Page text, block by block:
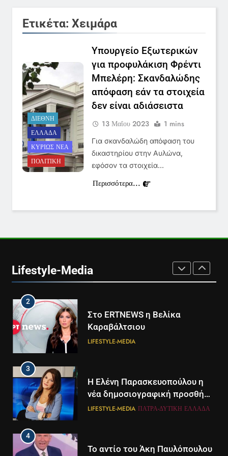
Ετικέτα: Χειμάρα
ΔΙΕΘΝΉ
ΕΛΛΆΔΑ
ΚΥΡΊΩΣ ΝΈΑ
ΠΟΛΙΤΙΚΉ
Υπουργείο Εξωτερικών
για προφυλάκιση Φρέντι
Μπελέρη: Σκανδαλώδης
απόφαση εάν τα στοιχεία
δεν είναι αδιάσειστα
13 Μαΐου 2023 1 mins
Για σκανδαλώδη απόφαση του
δικαστηρίου στην Αυλώνα,
εφόσον τα στοιχεία…
Περισσότερα...
Lifestyle-Media
6
Στον ΑΝΤ1 η Σία Κοσιώνη- Η
ανακοίνωση του σταθμού
LIFESTYLE-MEDIA
7
Παναγιώτης Στάθης
LIFESTYLE-MEDIA
8
Καθημερινή και The New York
LIFESTYLE-MEDIA
2
Στο ERTNEWS η Βελίκα
Καραβάλτσιου
LIFESTYLE-MEDIA
3
Η Ελένη Παρασκευοπούλου η
νέα δημοσιογραφική προσθήκη
του ΣΚΑΪ στην Πάτρα
LIFESTYLE-MEDIA ΠΆΤΡΑ-ΔΥΤΙΚΉ ΕΛΛΆΔΑ
4
Το αντίο του Άκη Παυλόπουλου